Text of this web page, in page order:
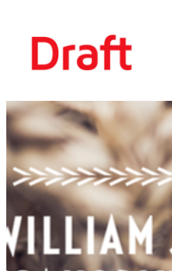
sisältöön